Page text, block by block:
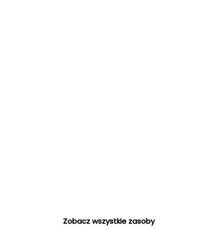
Zobacz wszystkie zasoby